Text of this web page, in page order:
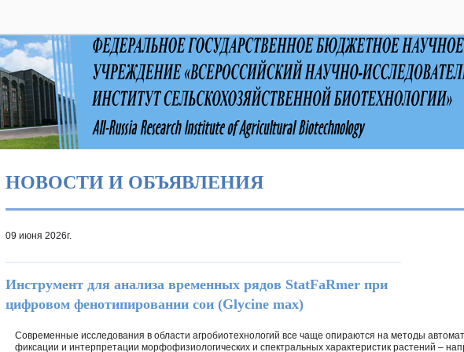
НОВОСТИ И ОБЪЯВЛЕНИЯ
09 июня 2026г.
Инструмент для анализа временных рядов StatFaRmer при
цифровом фенотипировании сои (Glycine max)
Современные исследования в области агробиотехнологий все чаще опираются на методы
фиксации и интерпретации морфофизиологических и спектральных характеристик растений –